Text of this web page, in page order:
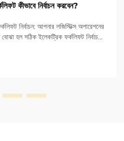
কীভাবে নির্বাচন করবেন?
নির্বাচন: আপনার লজিস্টিক্স অপারেশনের
হল সঠিক ইলেকট্রিক ফর্কলিফট নির্বাচনের